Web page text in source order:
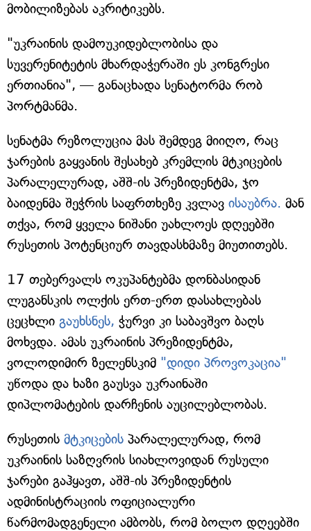
მობილიზებას აკრიტიკებს.
"უკრაინის დამოუკიდებლობისა და
სუვერენიტეტის მხარდაჭერაში ეს კონგრესი
ერთიანია", — განაცხადა სენატორმა რობ
პორტმანმა.
სენატმა რეზოლუცია მას შემდეგ მიიღო, რაც
ჯარების გაყვანის შესახებ კრემლის მტკიცების
პარალელურად, აშშ-ის პრეზიდენტმა, ჯო
ბაიდენმა შეჭრის საფრთხეზე კვლავ ისაუბრა. მან
თქვა, რომ ყველა ნიშანი უახლოეს დღეებში
რუსეთის პოტენციურ თავდასხმაზე მიუთითებს.
17 თებერვალს ოკუპანტებმა დონბასიდან
ლუგანსკის ოლქის ერთ-ერთ დასახლებას
ცეცხლი გაუხსნეს, ჭურვი კი საბავშვო ბაღს
მოხვდა. ამას უკრაინის პრეზიდენტმა,
ვოლოდიმირ ზელენსკიმ "დიდი პროვოკაცია"
უწოდა და ხაზი გაუსვა უკრაინაში
დიპლომატების დარჩენის აუცილებლობას.
რუსეთის მტკიცების პარალელურად, რომ
უკრაინის საზღვრის სიახლოვიდან რუსული
ჯარები გაჰყავთ, აშშ-ის პრეზიდენტის
ადმინისტრაციის ოფიციალური
წარმომადგენელი ამბობს, რომ ბოლო დღეებში